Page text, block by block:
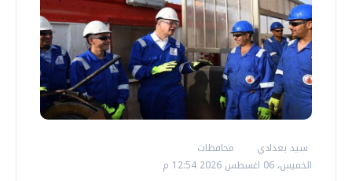
سيد بغدادي
محافظات
الخميس، 06 اغسطس 2026 12:54 م